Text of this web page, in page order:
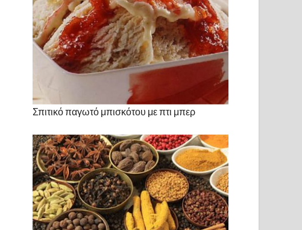
Σπιτικό παγωτό μπισκότου με πτι μπερ